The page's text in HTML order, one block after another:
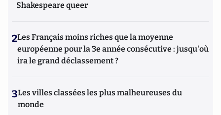
Shakespeare queer
2Les Français moins riches que la moyenne
européenne pour la 3e année consécutive : jusqu'où
ira le grand déclassement ?
3Les villes classées les plus malheureuses du
monde